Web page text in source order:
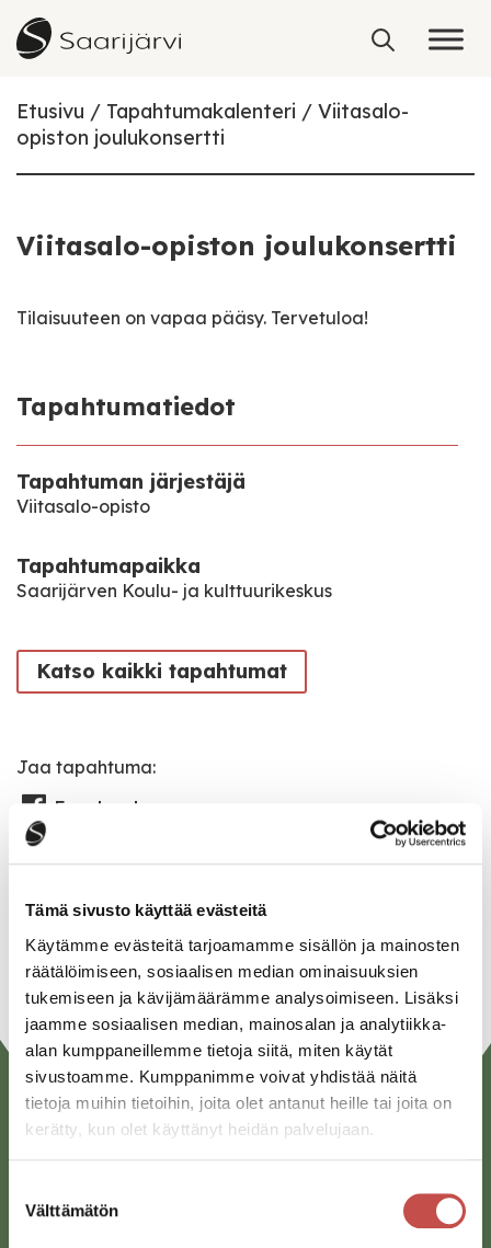
Tämä sivusto käyttää evästeitä
Käytämme evästeitä tarjoamamme sisällön ja mainosten
räätälöimiseen, sosiaalisen median ominaisuuksien
tukemiseen ja kävijämäärämme analysoimiseen. Lisäksi
jaamme sosiaalisen median, mainosalan ja analytiikka-
alan kumppaneillemme tietoja siitä, miten käytät
sivustoamme. Kumppanimme voivat yhdistää näitä
tietoja muihin tietoihin, joita olet antanut heille tai joita on
kerätty, kun olet käyttänyt heidän palvelujaan.
valinta
Välttämätön
Skip to content
Etusivu Tapahtumakalenteri
Viitasalo-
opiston joulukonsertti
Viitasalo-opiston joulukonsertti
Tilaisuuteen on vapaa pääsy. Tervetuloa!
Tapahtumatiedot
Tapahtuman järjestäjä
Viitasalo-opisto
Tapahtumapaikka
Saarijärven Koulu- ja kulttuurikeskus
Katso kaikki tapahtumat
Jaa tapahtuma:
Facebook
URL